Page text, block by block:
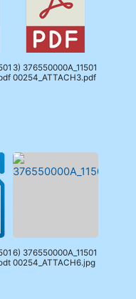
3) 376550000A_11501
00254_ATTACH3.pdf
6) 376550000A_11501
00254_ATTACH6.jpg